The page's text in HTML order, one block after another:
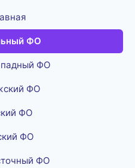
ФО
ФО
ФО
ФО
ФО
ФО